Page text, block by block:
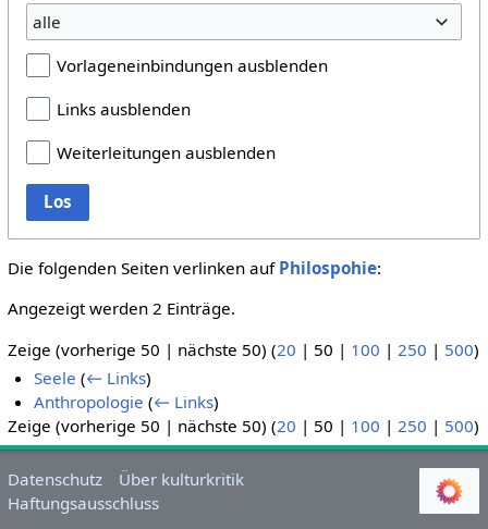
alle
Vorlageneinbindungen ausblenden
Links ausblenden
Weiterleitungen ausblenden
Los
Die folgenden Seiten verlinken auf Philospohie:
Angezeigt werden 2 Einträge.
Zeige (vorherige 50 | nächste 50) (20 | 50 | 100 | 250 | 500)
Seele (← Links)
Anthropologie (← Links)
Zeige (vorherige 50 | nächste 50) (20 | 50 | 100 | 250 | 500)
Datenschutz
Über kulturkritik
Haftungsausschluss